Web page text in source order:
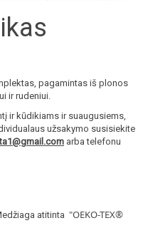
pagamintas iš plonos
ir rudeniui.
ir kūdikiams ir suaugusiems,
užsakymo susisiekite
arba telefonu
atitinta "OEKO-TEX®